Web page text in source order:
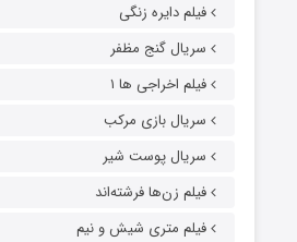
فیلم دایره زنگی
سریال گنج مظفر
فیلم اخراجی ها ۱
سریال بازی مرکب
سریال پوست شیر
فیلم زن‌ها فرشته‌اند
فیلم متری شیش و نیم